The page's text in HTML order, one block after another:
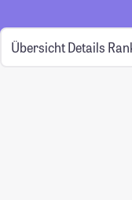
Übersicht Details